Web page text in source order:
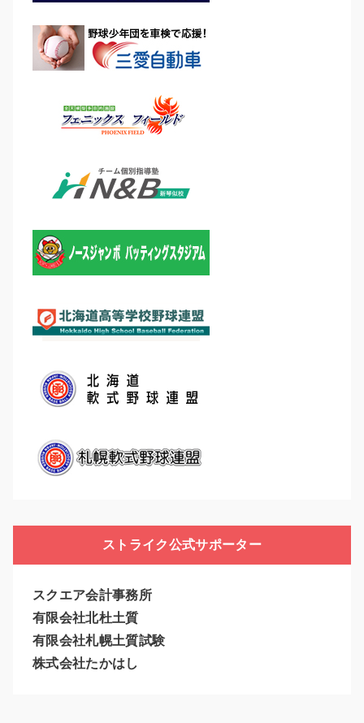
ストライク公式サポーター
スクエア会計事務所
有限会社北杜土質
有限会社札幌土質試験
株式会社たかはし